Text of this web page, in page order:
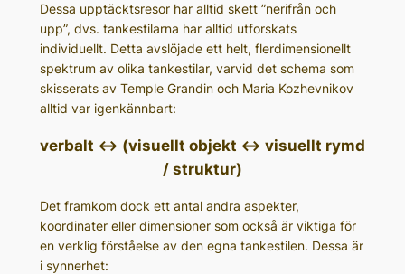
Dessa upptäcktsresor har alltid skett ”nerifrån och
upp”, dvs. tankestilarna har alltid utforskats
individuellt. Detta avslöjade ett helt, flerdimensionellt
spektrum av olika tankestilar, varvid det schema som
skisserats av Temple Grandin och Maria Kozhevnikov
alltid var igenkännbart:
verbalt <-> (visuellt objekt <-> visuellt rymd
/ struktur)
Det framkom dock ett antal andra aspekter,
koordinater eller dimensioner som också är viktiga för
en verklig förståelse av den egna tankestilen. Dessa är
i synnerhet: